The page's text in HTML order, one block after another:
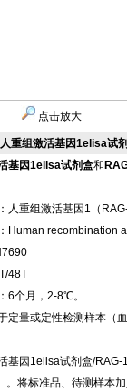
点击放大
重组激活基因1elisa试
基因1elisa试剂盒和
人重组激活基因1（
Human recombination
48T
6个月，2-8℃。
定量或定性检测样本（
基因1elisa试剂盒/
。将标准品、待测样本